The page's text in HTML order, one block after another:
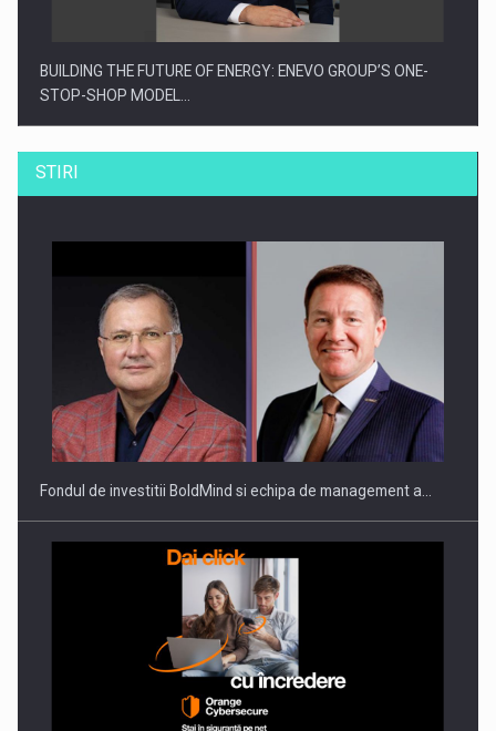
BUILDING THE FUTURE OF ENERGY: ENEVO GROUP’S ONE-
STOP-SHOP MODEL…
ROOTED IN ROMANIA, BUILT TO DELIVER TECHNOLOGY FOR
THE…
PUTTING ROMANIAN CORPORATE COMPANIES ON THE
STIRI
Fondul de investitii BoldMind si echipa de management a…